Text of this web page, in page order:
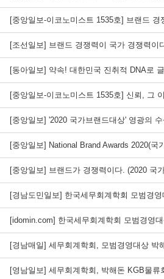
[중앙일보-이코노미스트 1535호] 브랜드
[조선일보] 브랜드 경쟁력이 국가 경쟁력이
[동아일보] 약속! 대한민국 진취적 DNA로
[중앙일보-이코노미스트 1535호] 신뢰, 그
[중앙일보] '2020 국가브랜드대상' 영광의
[중앙일보] National Brand Awards 2020(국
[중앙일보] 브랜드가 경쟁력이다. (2020 국
[경남도민일보] 한국세무회계학회 모범경영
[idomin.com] 한국세무회계학회 모범경영
[경남매일] 세무회계학회, 모범경영대상 박
[영남일보] 세무회계학회, 박해돈 KGB물류